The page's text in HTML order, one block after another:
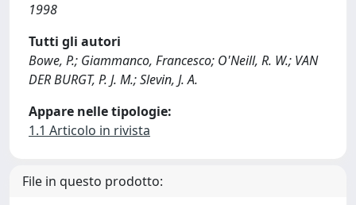
1998
Tutti gli autori
Bowe, P.; Giammanco, Francesco; O'Neill, R. W.; VAN
DER BURGT, P. J. M.; Slevin, J. A.
Appare nelle tipologie:
1.1 Articolo in rivista
File in questo prodotto: